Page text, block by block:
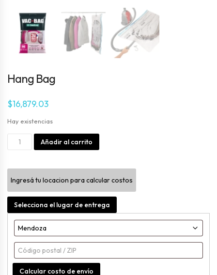
Hang Bag
$16,879.03
Hay existencias
Hang
cantidad
Añadir al carrito
Ingresá tu locacion para calcular costos
Selecciona el lugar de entrega
Calcular costo de envío